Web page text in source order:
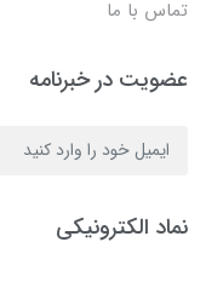
تماس با ما
عضویت در خبرنامه
نماد الکترونیکی